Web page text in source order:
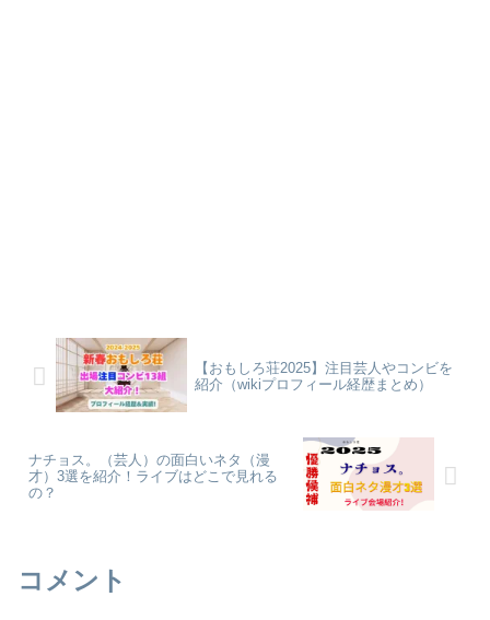
【おもしろ荘2025】注目芸人やコンビを
紹介（wikiプロフィール経歴まとめ）
ナチョス。（芸人）の面白いネタ（漫
才）3選を紹介！ライブはどこで見れる
の？
コメント